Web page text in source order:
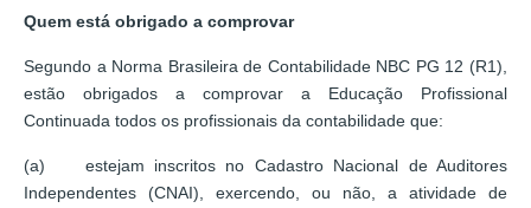
Quem está obrigado a comprovar
Segundo a Norma Brasileira de Contabilidade NBC PG 12 (R1),
estão obrigados a comprovar a Educação Profissional
Continuada todos os profissionais da contabilidade que:
(a) estejam inscritos no Cadastro Nacional de Auditores
Independentes (CNAI), exercendo, ou não, a atividade de